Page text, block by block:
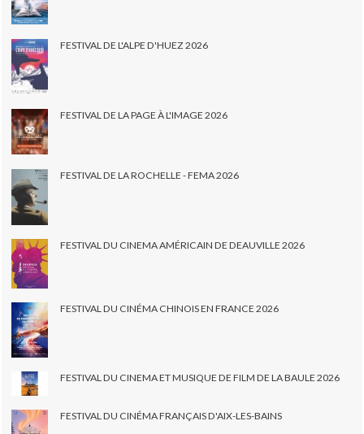
FESTIVAL DE L'ALPE D'HUEZ 2026
FESTIVAL DE LA PAGE À L'IMAGE 2026
FESTIVAL DE LA ROCHELLE - FEMA 2026
FESTIVAL DU CINEMA AMÉRICAIN DE DEAUVILLE 2026
FESTIVAL DU CINÉMA CHINOIS EN FRANCE 2026
FESTIVAL DU CINEMA ET MUSIQUE DE FILM DE LA BAULE 2026
FESTIVAL DU CINÉMA FRANÇAIS D'AIX-LES-BAINS